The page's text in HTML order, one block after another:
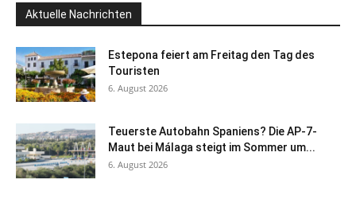
Aktuelle Nachrichten
Estepona feiert am Freitag den Tag des
Touristen
6. August 2026
Teuerste Autobahn Spaniens? Die AP-7-
Maut bei Málaga steigt im Sommer um...
6. August 2026